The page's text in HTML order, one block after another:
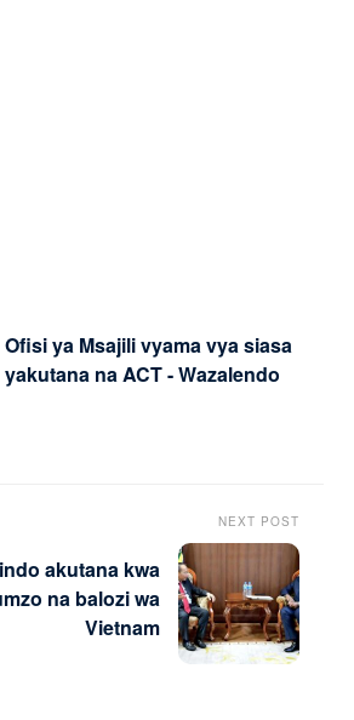
Ofisi ya Msajili vyama vya siasa
yakutana na ACT - Wazalendo
NEXT POST
akutana kwa
na balozi wa
Vietnam